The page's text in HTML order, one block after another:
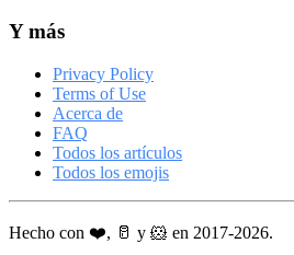
Y más
Privacy Policy
Terms of Use
Acerca de
FAQ
Todos los artículos
Todos los emojis
Hecho con ❤️, 🥛 y 🐹 en 2017-2026.